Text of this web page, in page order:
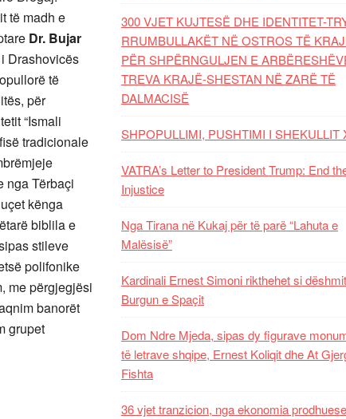
të madh e
Dr. Bujar
Drashovicës
të
për
“Ismali
tradicionale
nga Tërbaçi
kënga
biblila e
stileve
polifonike
me përgjegjësi
banorët
grupet
300 VJET KUJTESË DHE IDENTITET-
RRUMBULLAKËT NË OSTROS TË
PËR SHPËRNGULJEN E
TREVA KRAJË-SHESTAN NË ZARË TË
DALMACISË
SHPOPULLIMI, PUSHTIMI I SHEKULLIT
VATRA’s Letter to President Trump: End
Injustice
Nga Tirana në Kukaj për të parë “Lahuta e
Malësisë”
Kardinali Ernest Simoni rikthehet si
Burgun e Spaçit
Dom Ndre Mjeda, sipas dy figurave
të letrave shqipe, Ernest Koliqit dhe At
Fishta
36 vjet tranzicion, nga ekonomia